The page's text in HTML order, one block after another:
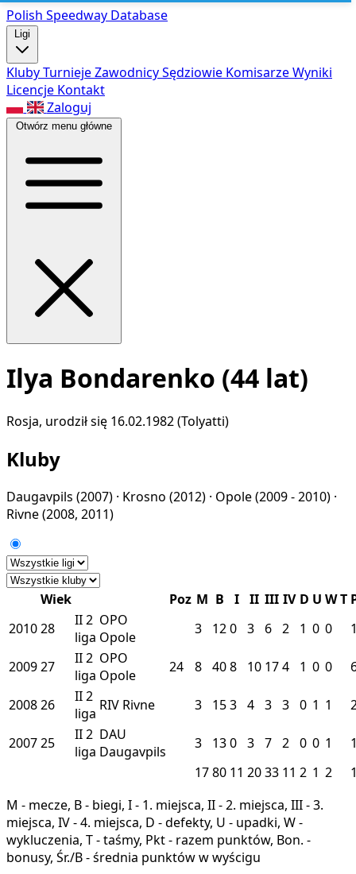
Polish Speedway Database
Ligi
KlubyTurniejeZawodnicySędziowie KomisarzeWyniki
Licencje Kontakt
Zaloguj
Otwórz menu główne
Ilya Bondarenko (44 lat)
Rosja, urodził się 16.02.1982 (Tolyatti)
Kluby
Daugavpils (2007) · Krosno (2012) · Opole(2009 - 2010) ·
Rivne(2008, 2011)
Wiek Poz M B I II III IV D U WT
201028 II2
liga
OPO
Opole
3 120 3 6 2 1 0 0
200927 II2
liga
OPO
Opole
24 8 408 10 174 1 0 0
200826 II2
liga RIV Rivne 3 153 4 3 3 0 1 1
200725 II2
liga
DAU
Daugavpils
3 130 3 7 2 0 0 1
1780 11 2033 11 2 1 2
M - mecze, B - biegi, I - 1. miejsca, II - 2. miejsca, III - 3.
miejsca, IV - 4. miejsca, D - defekty, U - upadki, W -
wykluczenia, T - taśmy, Pkt - razem punktów, Bon. -
bonusy, Śr./B - średnia punktów w wyścigu